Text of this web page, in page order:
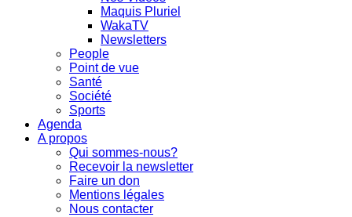
Maquis Pluriel
WakaTV
Newsletters
People
Point de vue
Santé
Société
Sports
Agenda
A propos
Qui sommes-nous?
Recevoir la newsletter
Faire un don
Mentions légales
Nous contacter